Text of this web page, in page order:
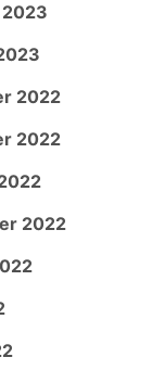
2023
2022
2022
2022